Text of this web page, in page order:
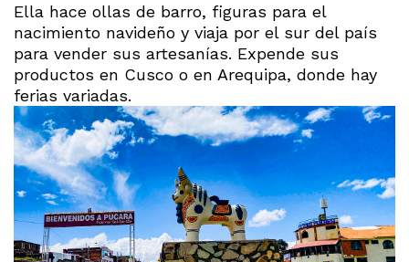
Ella hace ollas de barro, figuras para el
nacimiento navideño y viaja por el sur del país
para vender sus artesanías. Expende sus
productos en Cusco o en Arequipa, donde hay
ferias variadas.